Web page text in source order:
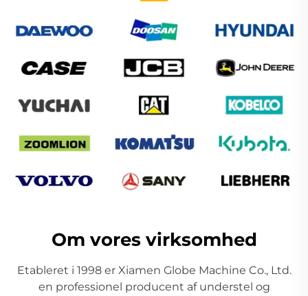
Om vores virksomhed
Etableret i 1998 er Xiamen Globe Machine Co., Ltd.
en professionel producent af understel og